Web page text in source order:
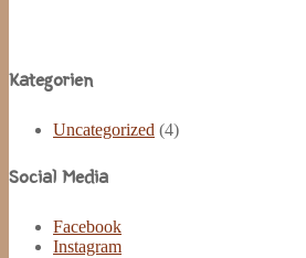
Site
Kategorien
Uncategorized (4)
Social Media
Facebook
Instagram